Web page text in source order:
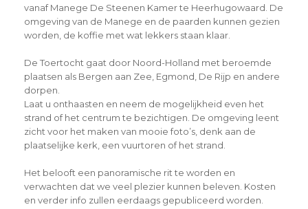
vanaf Manege De Steenen Kamer te Heerhugowaard. De
omgeving van de Manege en de paarden kunnen gezien
worden, de koffie met wat lekkers staan klaar.
De Toertocht gaat door Noord-Holland met beroemde
plaatsen als Bergen aan Zee, Egmond, De Rijp en andere
dorpen.
Laat u onthaasten en neem de mogelijkheid even het
strand of het centrum te bezichtigen. De omgeving leent
zicht voor het maken van mooie foto’s, denk aan de
plaatselijke kerk, een vuurtoren of het strand.
Het belooft een panoramische rit te worden en
verwachten dat we veel plezier kunnen beleven. Kosten
en verder info zullen eerdaags gepubliceerd worden.